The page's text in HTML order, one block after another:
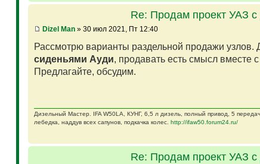
Re: Продам проект УАЗ
Dizel Man» 30 июл 2021, Пт 12:40
Рассмотрю варианты раздельной продажи узлов.
сиденьями Ауди, продавать есть смысл вместе
Предлагайте, обсудим.
Дизельный Мастер. IFA W50LA, КУНГ, 6,5 л дизель, полный привод, 5
лебедка, наддув всех сапунов, подкачка колес. http://ifaw50.forum24.ru/
Re: Продам проект УАЗ